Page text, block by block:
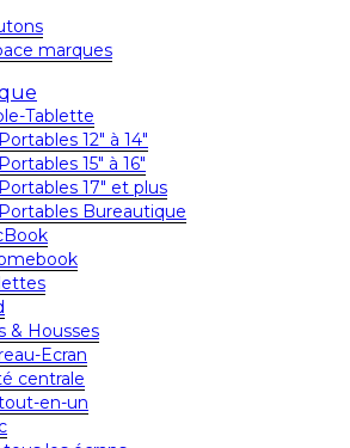
marques
Tablette
12″ à 14″
15″ à 16″
17″ et plus
Bureautique
& Housses
Ecran
centrale
en-un